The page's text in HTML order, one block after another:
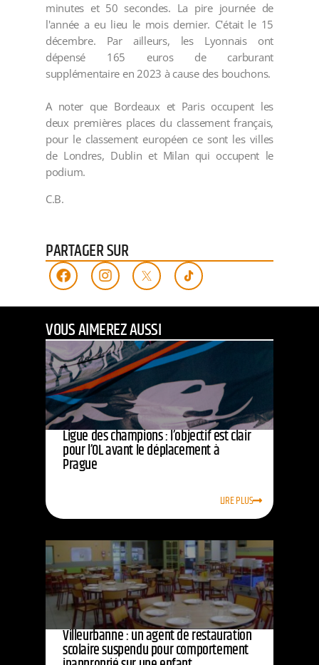
minutes et 50 secondes. La pire journée de
l'année a eu lieu le mois dernier. C'était le 15
décembre. Par ailleurs, les Lyonnais ont
dépensé 165 euros de carburant
supplémentaire en 2023 à cause des bouchons.
A noter que Bordeaux et Paris occupent les
deux premières places du classement français,
pour le classement européen ce sont les villes
de Londres, Dublin et Milan qui occupent le
podium.
C.B.
PARTAGER SUR
VOUS AIMEREZ AUSSI
Ligue des champions : l’objectif est clair
pour l’OL avant le déplacement à
Prague
LIRE PLUS
Villeurbanne : un agent de restauration
scolaire suspendu pour comportement